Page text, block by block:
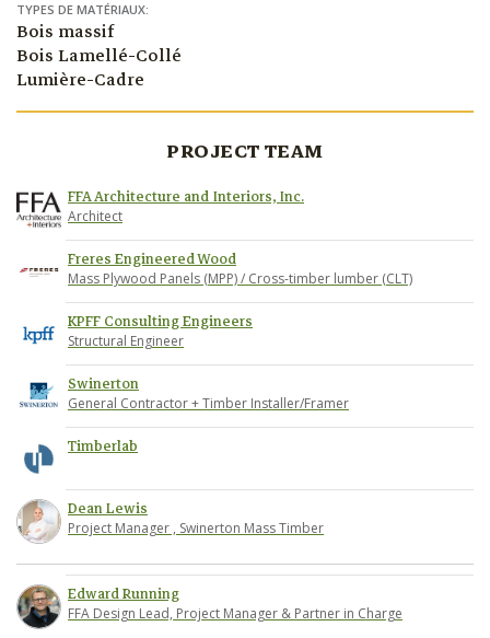
TYPES DE MATÉRIAUX:
Bois massif
Bois Lamellé-Collé
Lumière-Cadre
PROJECT TEAM
FFA Architecture and Interiors, Inc.
Architect
Freres Engineered Wood
Mass Plywood Panels (MPP) / Cross-timber lumber (CLT)
KPFF Consulting Engineers
Structural Engineer
Swinerton
General Contractor + Timber Installer/Framer
Timberlab
Dean Lewis
Project Manager , Swinerton Mass Timber
Edward Running
FFA Design Lead, Project Manager & Partner in Charge